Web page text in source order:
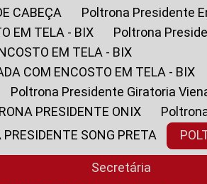
CABEÇA
Poltrona Presidente
EM TELA - BIX
Poltrona
EM TELA - BIX
COM ENCOSTO EM TELA - BIX
Poltrona Presidente Giratoria
PRESIDENTE ONIX
PRESIDENTE SONG PRETA
Secretária